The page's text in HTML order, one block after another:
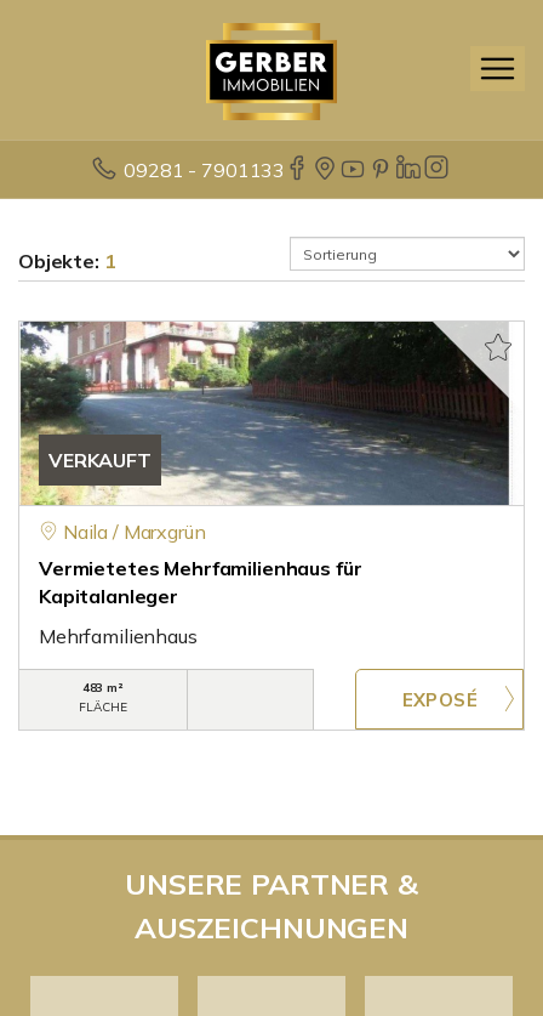
09281 - 7901133
Objekte: 1
VERKAUFT
Naila / Marxgrün
Vermietetes Mehrfamilienhaus für
Kapitalanleger
Mehrfamilienhaus
483 m²
FLÄCHE
UNSERE PARTNER &
AUSZEICHNUNGEN